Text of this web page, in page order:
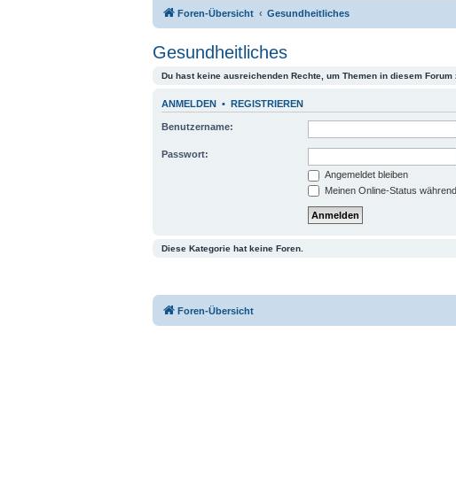
Foren-Übersicht Gesundheitliches
Gesundheitliches
Du hast keine ausreichenden Rechte, um Themen in diesem Forum
ANMELDEN • REGISTRIEREN
Benutzername:
Passwort:
Angemeldet bleiben
Meinen Online-Status
Diese Kategorie hat keine Foren.
Foren-Übersicht